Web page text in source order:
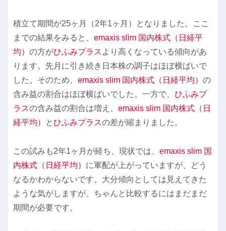
積立て期間が25ヶ月（2年1ヶ月）となりました。ここ
までの結果をみると、 emaxis slim 国内株式（日経平
均） の方がひふみプラス より高くなっている傾向があ
ります。先月に引き続き日本株の調子はほぼ横ばいで
した。そのため、 emaxis slim 国内株式（日経平均） の
含み益の割合はほぼ横ばいでした。一方で、 ひふみプ
ラスの含み益の割合は増え、 emaxis slim 国内株式（日
経平均）
とひふみプラスの差が縮まりました。
この試みも2年1ヶ月が経ち、現状では、 emaxis slim 国
内株式（日経平均） に軍配が上がっていますが、どう
なるかわからないです。大分傾向としては見えてきた
ような気がしますが、ちゃんと比較するにはまだまだ
期間が必要です。